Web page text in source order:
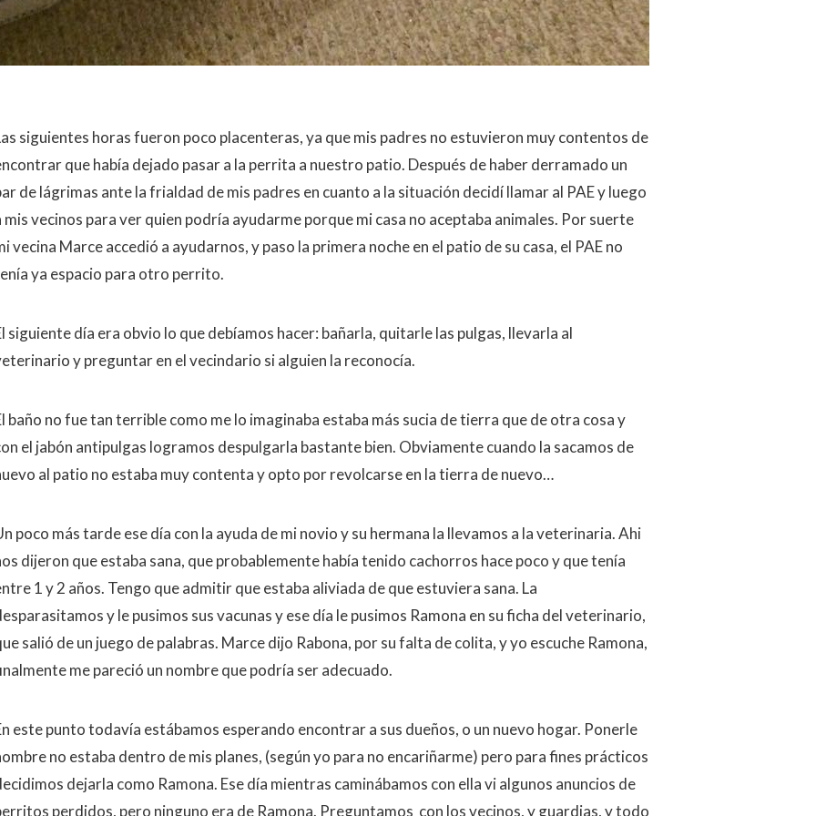
siguientes horas fueron poco placenteras, ya que mis padres no estuvieron muy contentos de
que había dejado pasar a la perrita a nuestro patio. Después de haber derramado un
de lágrimas ante la frialdad de mis padres en cuanto a la situación decidí llamar al PAE y luego
mis vecinos para ver quien podría ayudarme porque mi casa no aceptaba animales. Por suerte
vecina Marce accedió a ayudarnos, y paso la primera noche en el patio de su casa, el PAE no
ya espacio para otro perrito.
siguiente día era obvio lo que debíamos hacer: bañarla, quitarle las pulgas, llevarla al
y preguntar en el vecindario si alguien la reconocía.
baño no fue tan terrible como me lo imaginaba estaba más sucia de tierra que de otra cosa y
el jabón antipulgas logramos despulgarla bastante bien. Obviamente cuando la sacamos de
al patio no estaba muy contenta y opto por revolcarse en la tierra de nuevo…
poco más tarde ese día con la ayuda de mi novio y su hermana la llevamos a la veterinaria. Ahi
dijeron que estaba sana, que probablemente había tenido cachorros hace poco y que tenía
1 y 2 años. Tengo que admitir que estaba aliviada de que estuviera sana. La
y le pusimos sus vacunas y ese día le pusimos Ramona en su ficha del veterinario,
salió de un juego de palabras. Marce dijo Rabona, por su falta de colita, y yo escuche Ramona,
me pareció un nombre que podría ser adecuado.
este punto todavía estábamos esperando encontrar a sus dueños, o un nuevo hogar. Ponerle
no estaba dentro de mis planes, (según yo para no encariñarme) pero para fines prácticos
dejarla como Ramona. Ese día mientras caminábamos con ella vi algunos anuncios de
perdidos, pero ninguno era de Ramona. Preguntamos con los vecinos, y guardias, y todo